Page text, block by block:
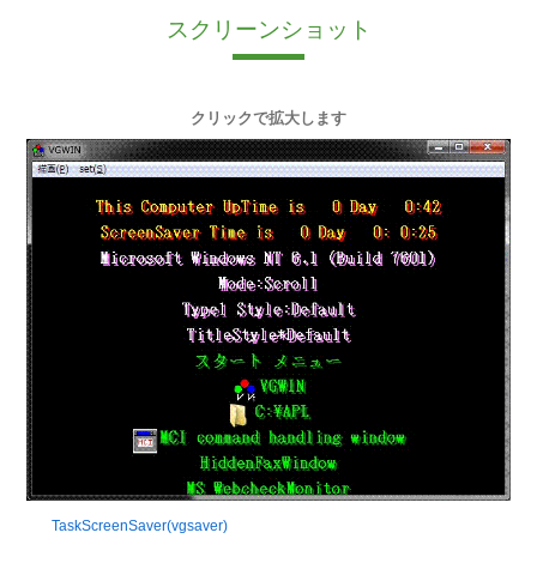
スクリーンショット
クリックで拡大します
TaskScreenSaver(vgsaver)